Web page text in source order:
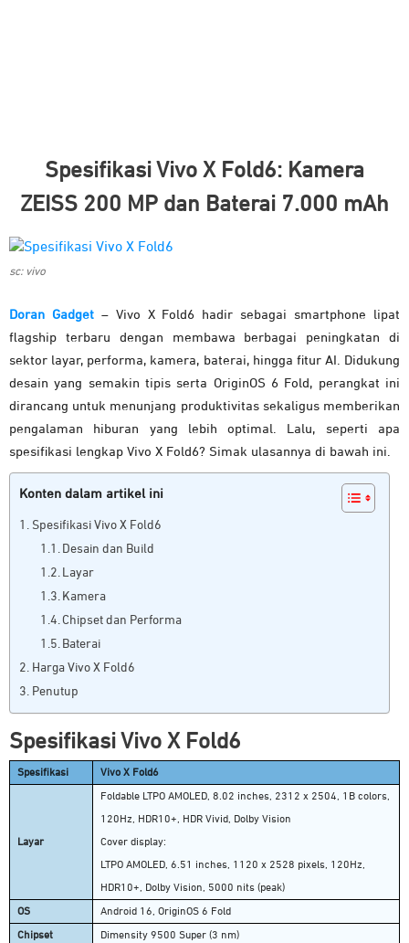
Spesifikasi Vivo X Fold6: Kamera
ZEISS 200 MP dan Baterai 7.000 mAh
sc: vivo
Doran Gadget– Vivo X Fold6 hadir sebagai smartphone lipat
flagship terbaru dengan membawa berbagai peningkatan di
sektor layar, performa, kamera, baterai, hingga fitur AI. Didukung
desain yang semakin tipis serta OriginOS 6 Fold, perangkat ini
dirancang untuk menunjang produktivitas sekaligus memberikan
pengalaman hiburan yang lebih optimal. Lalu, seperti apa
spesifikasi lengkap Vivo X Fold6? Simak ulasannya di bawah ini.
Konten dalam artikel ini
Spesifikasi Vivo X Fold6
Desain dan Build
Layar
Kamera
Chipset dan Performa
Baterai
Harga Vivo X Fold6
Penutup
Spesifikasi Vivo X Fold6
Spesifikasi Vivo X Fold6
Layar
Foldable LTPO AMOLED, 8.02 inches, 2312 x 2504, 1B colors,
120Hz, HDR10+, HDR Vivid, Dolby Vision
Cover display:
LTPO AMOLED, 6.51 inches, 1120 x 2528 pixels, 120Hz,
HDR10+, Dolby Vision, 5000 nits (peak)
OS Android 16, OriginOS 6 Fold
Chipset Dimensity 9500 Super (3 nm)